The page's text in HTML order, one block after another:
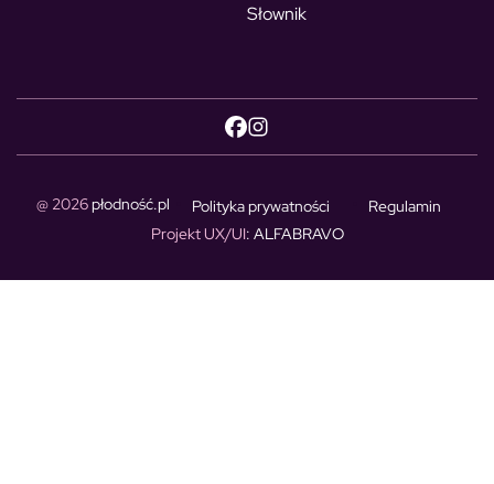
Słownik
@ 2026płodność.pl Polityka prywatności
Regulamin
Projekt UX/UI: ALFABRAVO